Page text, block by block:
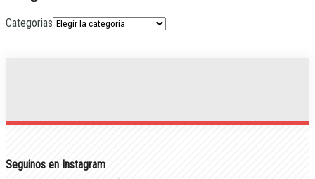
Categorias
Seguinos en Instagram